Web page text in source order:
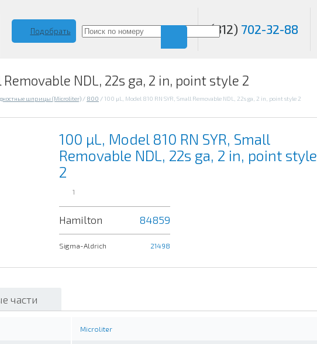
Подобрать (812) 702-32-88
Removable NDL, 22s ga, 2 in, point style 2
шприцы (Microliter) / 800 / 100 µL, Model 810 RN SYR, Small Removable NDL, 22s ga, 2 in, point style 2
100 µL, Model 810 RN SYR, Small
Removable NDL, 22s ga, 2 in, point style
2
1
Hamilton 84859
Sigma-Aldrich 21498
части
Microliter